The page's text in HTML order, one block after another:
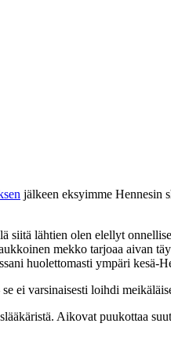
jälkeen eksyimme Hennesin
siitä lähtien olen elellyt
mekko tarjoaa aivan
huolettomasti ympäri kesä-
ei varsinaisesti loihdi
Aikovat puukottaa